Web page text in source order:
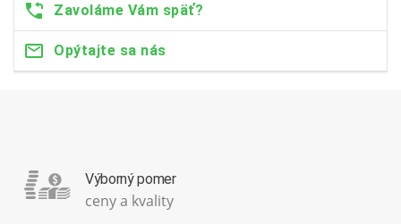
Zavoláme Vám späť?
Opýtajte sa nás
Výborný pomer
ceny a kvality